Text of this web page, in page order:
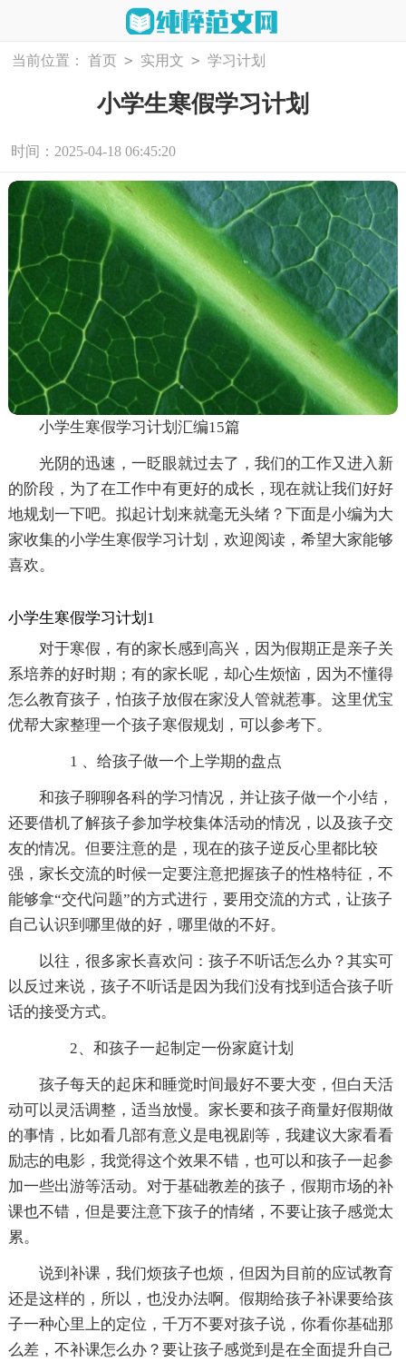
当前位置： 首页 > 实用文 > 学习计划
小学生寒假学习计划
时间：2025-04-18 06:45:20
小学生寒假学习计划汇编15篇
光阴的迅速，一眨眼就过去了，我们的工作又进入新
的阶段，为了在工作中有更好的成长，现在就让我们好好
地规划一下吧。拟起计划来就毫无头绪？下面是小编为大
家收集的小学生寒假学习计划，欢迎阅读，希望大家能够
喜欢。
小学生寒假学习计划1
对于寒假，有的家长感到高兴，因为假期正是亲子关
系培养的好时期；有的家长呢，却心生烦恼，因为不懂得
怎么教育孩子，怕孩子放假在家没人管就惹事。这里优宝
优帮大家整理一个孩子寒假规划，可以参考下。
1 、给孩子做一个上学期的盘点
和孩子聊聊各科的学习情况，并让孩子做一个小结，
还要借机了解孩子参加学校集体活动的情况，以及孩子交
友的情况。但要注意的是，现在的孩子逆反心里都比较
强，家长交流的时候一定要注意把握孩子的性格特征，不
能够拿“交代问题”的方式进行，要用交流的方式，让孩子
自己认识到哪里做的好，哪里做的不好。
以往，很多家长喜欢问：孩子不听话怎么办？其实可
以反过来说，孩子不听话是因为我们没有找到适合孩子听
话的接受方式。
2、和孩子一起制定一份家庭计划
孩子每天的起床和睡觉时间最好不要大变，但白天活
动可以灵活调整，适当放慢。家长要和孩子商量好假期做
的事情，比如看几部有意义是电视剧等，我建议大家看看
励志的电影，我觉得这个效果不错，也可以和孩子一起参
加一些出游等活动。对于基础教差的孩子，假期市场的补
课也不错，但是要注意下孩子的情绪，不要让孩子感觉太
累。
说到补课，我们烦孩子也烦，但因为目前的应试教育
还是这样的，所以，也没办法啊。假期给孩子补课要给孩
子一种心里上的定位，千万不要对孩子说，你看你基础那
么差，不补课怎么办？要让孩子感觉到是在全面提升自己